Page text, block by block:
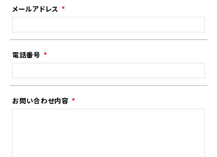
メールアドレス
電話番号
お問い合わせ内容